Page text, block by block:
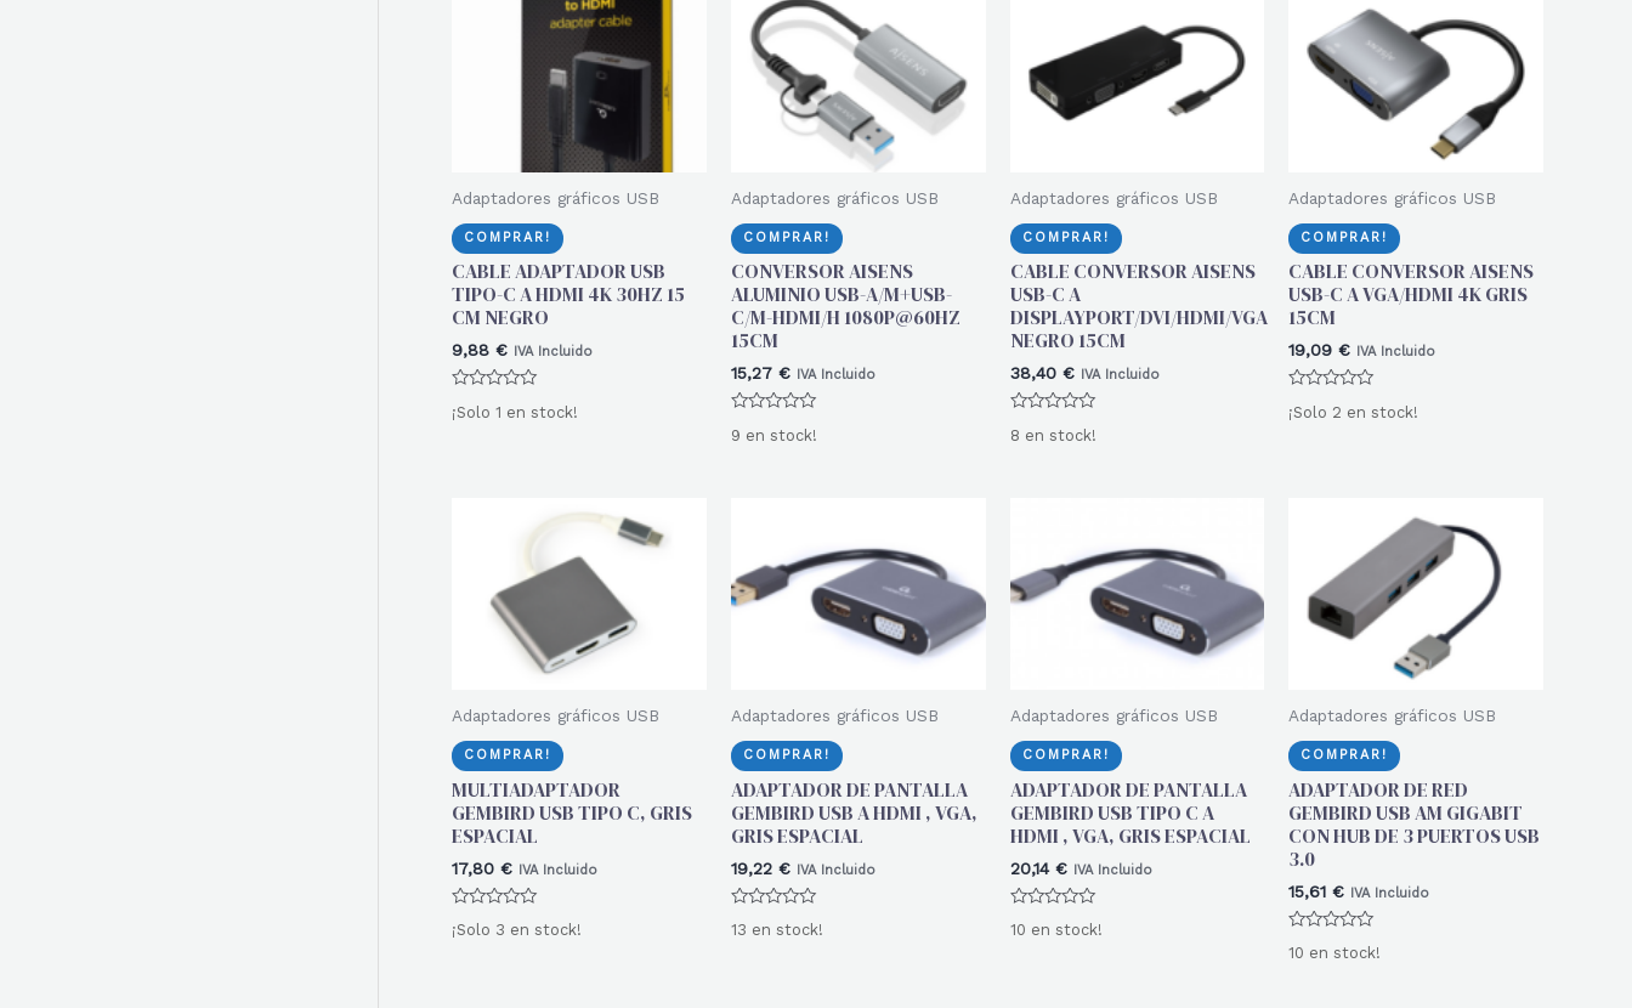
Adaptadores gráficos USB
COMPRAR!
CABLE ADAPTADOR USB
TIPO-C A HDMI 4K 30HZ 15
CM NEGRO
9,88 € IVA Incluido
Valorado
con
¡Solo 1 en stock!
Adaptadores gráficos USB
COMPRAR!
CONVERSOR AISENS
ALUMINIO USB-A/M+USB-
C/M-HDMI/H 1080P@60HZ
15CM
15,27 € IVA Incluido
con
9 en stock!
Adaptadores gráficos USB
COMPRAR!
CABLE CONVERSOR AISENS
USB-C A
DISPLAYPORT/DVI/HDMI/VGA
NEGRO 15CM
38,40 € IVA Incluido
con
8 en stock!
Adaptadores gráficos USB
COMPRAR!
CABLE CONVERSOR AISENS
USB-C A VGA/HDMI 4K GRIS
15CM
19,09€ IVA Incluido
Valorado
con
¡Solo 2 en stock!
Adaptadores gráficos USB
COMPRAR!
MULTIADAPTADOR
GEMBIRD USB TIPO C, GRIS
ESPACIAL
17,80 € IVA Incluido
Valorado
con
¡Solo 3 en stock!
Adaptadores gráficos USB
COMPRAR!
ADAPTADOR DE PANTALLA
GEMBIRD USB A HDMI , VGA,
GRIS ESPACIAL
19,22 € IVA Incluido
con
13 en stock!
Adaptadores gráficos USB
COMPRAR!
ADAPTADOR DE PANTALLA
GEMBIRD USB TIPO C A
HDMI , VGA, GRIS ESPACIAL
20,14 € IVA Incluido
con
10 en stock!
Adaptadores gráficos USB
COMPRAR!
ADAPTADOR DE RED
GEMBIRD USB AM GIGABIT
CON HUB DE 3 PUERTOS USB
3.0
15,61€ IVA Incluido
con
10 en stock!